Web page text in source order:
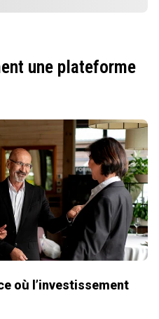
une plateforme
où l’investissement